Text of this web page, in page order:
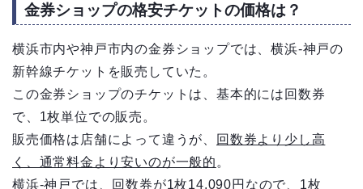
金券ショップの格安チケットの価格は？
横浜市内や神戸市内の金券ショップでは、横浜-神戸の
新幹線チケットを販売していた。
この金券ショップのチケットは、基本的には回数券
で、1枚単位での販売。
販売価格は店舗によって違うが、
回数券より少し高
く、通常料金より安いのが一般的 。
横浜-神戸では、回数券が1枚14,090円なので、 1枚